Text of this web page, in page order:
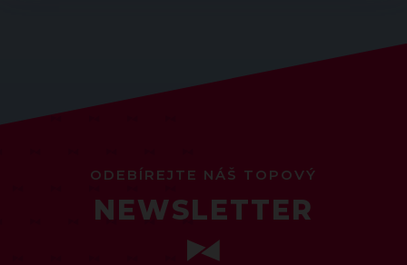
ODEBÍREJTE NÁŠ TOPOVÝ
NEWSLETTER